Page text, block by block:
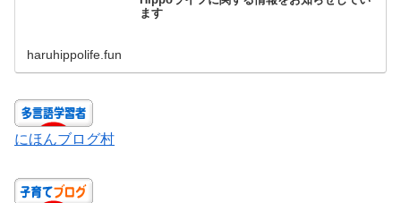
ます
haruhippolife.fun
にほんブログ村